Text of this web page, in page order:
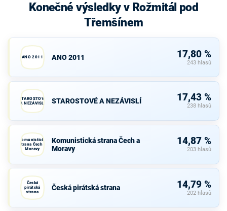
Konečné výsledky v Rožmitál pod
Třemšínem
ANO 2011 ANO 2011 17,80 %
243 hlasů
STAROSTOVÉ
A NEZÁVISLÍ
STAROSTOVÉ A NEZÁVISLÍ 17,43 %
238 hlasů
Komunistická
strana Čech a
Moravy
Komunistická strana Čech a
Moravy
14,87 %
203 hlasů
Česká
pirátská
strana
Česká pirátská strana 14,79 %
202 hlasů